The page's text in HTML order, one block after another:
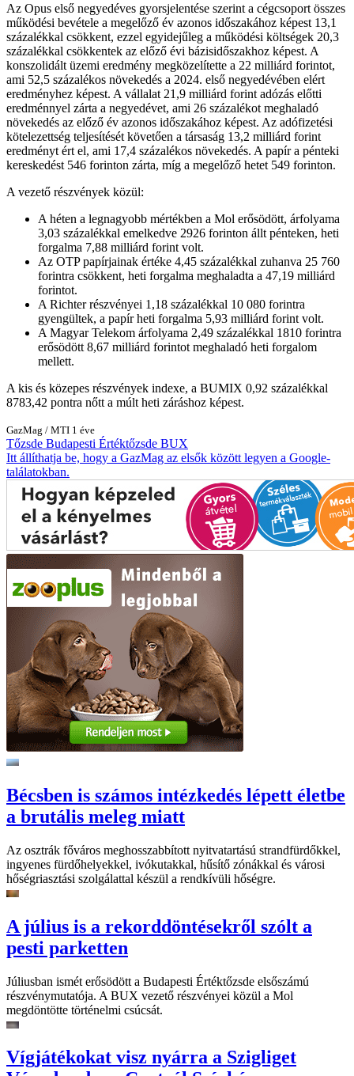
Az Opus első negyedéves gyorsjelentése szerint a cégcsoport összes
működési bevétele a megelőző év azonos időszakához képest 13,1
százalékkal csökkent, ezzel egyidejűleg a működési költségek 20,3
százalékkal csökkentek az előző évi bázisidőszakhoz képest. A
konszolidált üzemi eredmény megközelítette a 22 milliárd forintot,
ami 52,5 százalékos növekedés a 2024. első negyedévében elért
eredményhez képest. A vállalat 21,9 milliárd forint adózás előtti
eredménnyel zárta a negyedévet, ami 26 százalékot meghaladó
növekedés az előző év azonos időszakához képest. Az adófizetési
kötelezettség teljesítését követően a társaság 13,2 milliárd forint
eredményt ért el, ami 17,4 százalékos növekedés. A papír a pénteki
kereskedést 546 forinton zárta, míg a megelőző hetet 549 forinton.
A vezető részvények közül:
A héten a legnagyobb mértékben a Mol erősödött, árfolyama
3,03 százalékkal emelkedve 2926 forinton állt pénteken, heti
forgalma 7,88 milliárd forint volt.
Az OTP papírjainak értéke 4,45 százalékkal zuhanva 25 760
forintra csökkent, heti forgalma meghaladta a 47,19 milliárd
forintot.
A Richter részvényei 1,18 százalékkal 10 080 forintra
gyengültek, a papír heti forgalma 5,93 milliárd forint volt.
A Magyar Telekom árfolyama 2,49 százalékkal 1810 forintra
erősödött 8,67 milliárd forintot meghaladó heti forgalom
mellett.
A kis és közepes részvények indexe, a BUMIX 0,92 százalékkal
8783,42 pontra nőtt a múlt heti záráshoz képest.
GazMag / MTI 1 éve
Tőzsde Budapesti Értéktőzsde BUX
Itt állíthatja be, hogy a GazMag az elsők között legyen a Google-
találatokban.
Bécsben is számos intézkedés lépett életbe
a brutális meleg miatt
Az osztrák főváros meghosszabbított nyitvatartású strandfürdőkkel,
ingyenes fürdőhelyekkel, ivókutakkal, hűsítő zónákkal és városi
hőségriasztási szolgálattal készül a rendkívüli hőségre.
A július is a rekorddöntésekről szólt a
pesti parketten
Júliusban ismét erősödött a Budapesti Értéktőzsde elsőszámú
részvénymutatója. A BUX vezető részvényei közül a Mol
megdöntötte történelmi csúcsát.
Vígjátékokat visz nyárra a Szigliget